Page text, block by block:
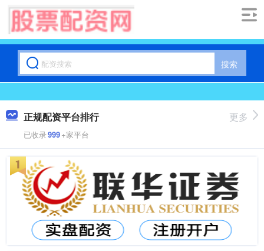
搜索
正规配资平台排行
已收录999+家平台
更多